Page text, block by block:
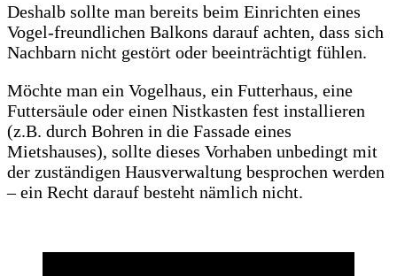
Deshalb sollte man bereits beim Einrichten eines
Vogel-freundlichen Balkons darauf achten, dass sich
Nachbarn nicht gestört oder beeinträchtigt fühlen.
Möchte man ein Vogelhaus, ein Futterhaus, eine
Futtersäule oder einen Nistkasten fest installieren
(z.B. durch Bohren in die Fassade eines
Mietshauses), sollte dieses Vorhaben unbedingt mit
der zuständigen Hausverwaltung besprochen werden
– ein Recht darauf besteht nämlich nicht.